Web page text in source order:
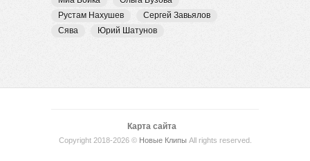
Рустам Нахушев
Сергей Завьялов
Сява
Юрий Шатунов
Карта сайта
Copyright 2018-2026 © Новые Клипы All rights reserved.